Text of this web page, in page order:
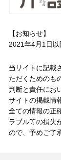
【お知らせ】
2021年4月1日以
当サイトに記載
ただくためのも
判断と責任にお
サイトの掲載情
全ての情報の正
ラブル等の損失
ので、予めご了